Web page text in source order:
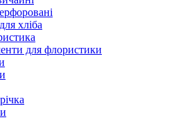
хліба
для флористики